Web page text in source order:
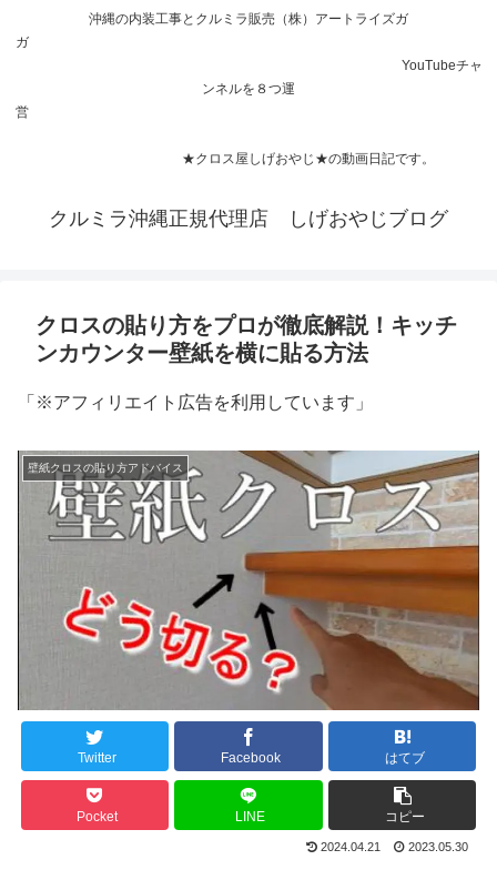
沖縄の内装工事とクルミラ販売（株）アートライズガ
ガ
YouTubeチャ
ンネルを８つ運
営
★クロス屋しげおやじ★の動画日記です。
クルミラ沖縄正規代理店 しげおやじブログ
クロスの貼り方をプロが徹底解説！キッチ
ンカウンター壁紙を横に貼る方法
「※アフィリエイト広告を利用しています」
壁紙クロスの貼り方アドバイス
Twitter Facebook はてブ
Pocket LINE コピー
2024.04.21 2023.05.30